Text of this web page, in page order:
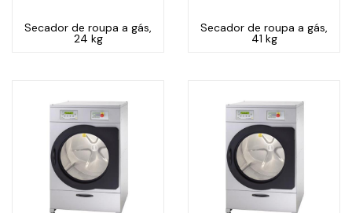
Secador de roupa a gás,
24 kg
Secador de roupa a gás,
41 kg